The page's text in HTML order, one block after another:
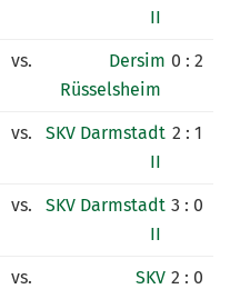
II
vs.
Dersim
Rüsselsheim
0 : 2
vs.
SKV Darmstadt
II
2 : 1
vs.
SKV Darmstadt
II
3 : 0
vs.
SKV 2 : 0